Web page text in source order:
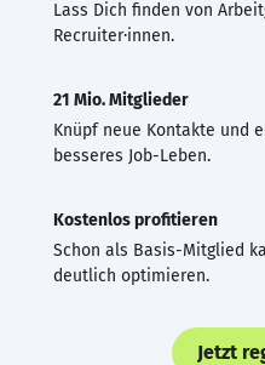
Lass Dich finden von
Recruiter·innen.
21 Mio. Mitglieder
Knüpf neue Kontakte und
besseres Job-Leben.
Kostenlos profitieren
Schon als Basis-Mitglied
deutlich optimieren.
Jetzt